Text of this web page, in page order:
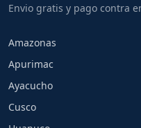
Envio gratis y pago contra
Amazonas
Apurimac
Ayacucho
Cusco